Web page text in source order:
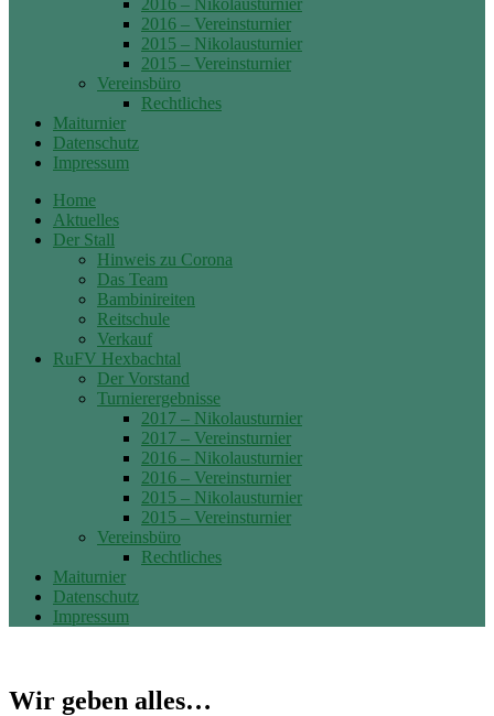
2016 – Nikolausturnier
2016 – Vereinsturnier
2015 – Nikolausturnier
2015 – Vereinsturnier
Vereinsbüro
Rechtliches
Maiturnier
Datenschutz
Impressum
Home
Aktuelles
Der Stall
Hinweis zu Corona
Das Team
Bambinireiten
Reitschule
Verkauf
RuFV Hexbachtal
Der Vorstand
Turnierergebnisse
2017 – Nikolausturnier
2017 – Vereinsturnier
2016 – Nikolausturnier
2016 – Vereinsturnier
2015 – Nikolausturnier
2015 – Vereinsturnier
Vereinsbüro
Rechtliches
Maiturnier
Datenschutz
Impressum
Wir geben alles…